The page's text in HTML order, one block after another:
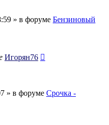
» в форуме Бензиновый
Игорян76
» в форуме Срочка -